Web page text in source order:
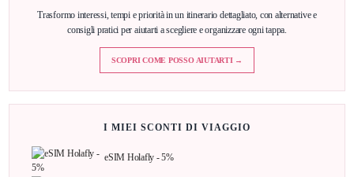
Trasformo interessi, tempi e priorità in un itinerario dettagliato, con alternative e
consigli pratici per aiutarti a scegliere e organizzare ogni tappa.
SCOPRI COME POSSO AIUTARTI →
I MIEI SCONTI DI VIAGGIO
eSIM Holafly - 5%